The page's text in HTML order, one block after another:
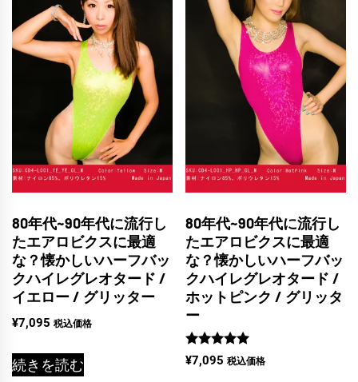
た。
す。
た。
す。
80年代~90年代に流行し
たエアロビクスに最適
な？懐かしいハーフバッ
クハイレグレオタード /
イエロー / グリッター
¥7,095 税込価格
続きを読む
80年代~90年代に流行し
たエアロビクスに最適
な？懐かしいハーフバッ
クハイレグレオタード /
ホットピンク / グリッタ
ー
5段階中
5.00
¥7,095 税込価格